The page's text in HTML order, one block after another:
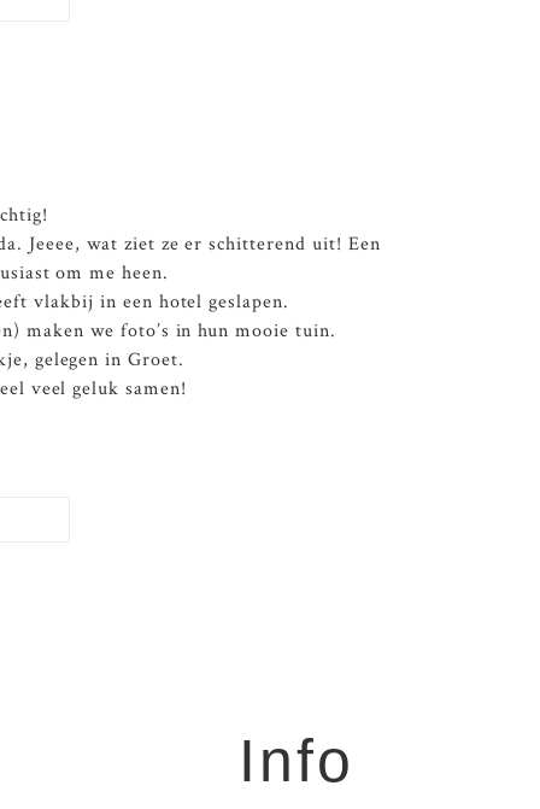
Jeeee, wat ziet ze er schitterend uit! Een
om me heen.
vlakbij in een hotel geslapen.
maken we foto’s in hun mooie tuin.
gelegen in Groet.
veel geluk samen!
Info